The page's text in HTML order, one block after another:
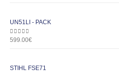
UN51LI - PACK
0out of 5
599.00€
STIHL FSE71